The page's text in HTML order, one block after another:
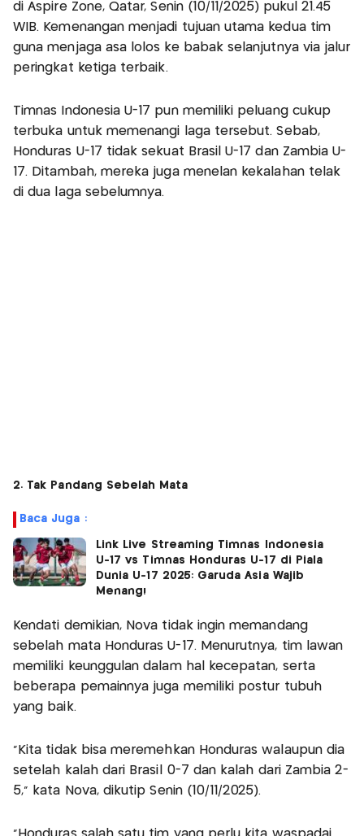
di Aspire Zone, Qatar, Senin (10/11/2025) pukul 21.45
WIB. Kemenangan menjadi tujuan utama kedua tim
guna menjaga asa lolos ke babak selanjutnya via jalur
peringkat ketiga terbaik.
Timnas Indonesia U-17 pun memiliki peluang cukup
terbuka untuk memenangi laga tersebut. Sebab,
Honduras U-17 tidak sekuat Brasil U-17 dan Zambia U-
17. Ditambah, mereka juga menelan kekalahan telak
di dua laga sebelumnya.
2. Tak Pandang Sebelah Mata
Baca Juga :
Link Live Streaming Timnas Indonesia
U-17 vs Timnas Honduras U-17 di Piala
Dunia U-17 2025: Garuda Asia Wajib
Menang!
Kendati demikian, Nova tidak ingin memandang
sebelah mata Honduras U-17. Menurutnya, tim lawan
memiliki keunggulan dalam hal kecepatan, serta
beberapa pemainnya juga memiliki postur tubuh
yang baik.
“Kita tidak bisa meremehkan Honduras walaupun dia
setelah kalah dari Brasil 0-7 dan kalah dari Zambia 2-
5,” kata Nova, dikutip Senin (10/11/2025).